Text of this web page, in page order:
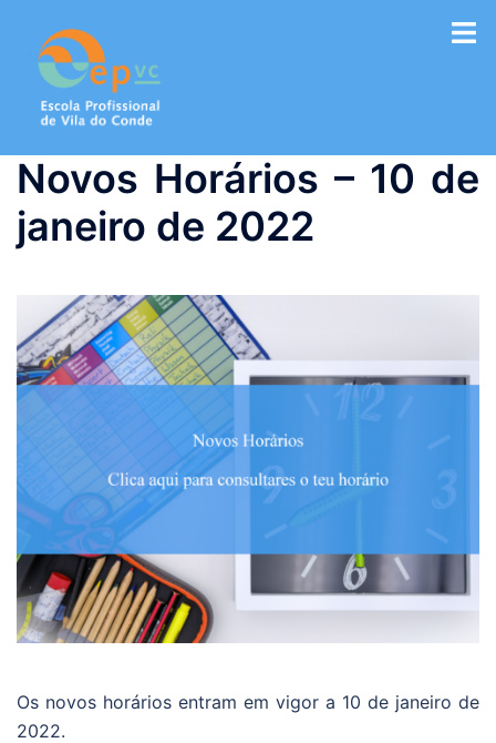
conteúdo
Novos Horários – 10 de
janeiro de 2022
Os novos horários entram em vigor a 10 de janeiro de
2022.